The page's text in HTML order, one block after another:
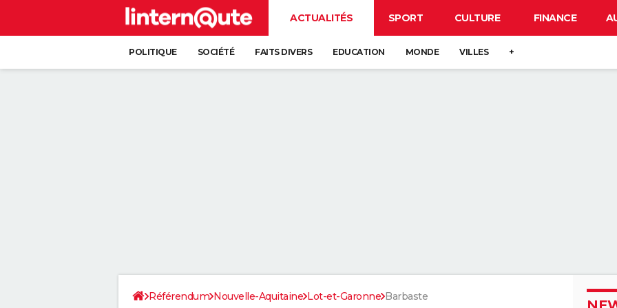
ACTUALITÉS SPORT CULTURE FINANCE
POLITIQUE SOCIÉTÉ FAITS DIVERS EDUCATION MONDE VILLES +
Référendum Nouvelle-Aquitaine Lot-et-Garonne Barbaste